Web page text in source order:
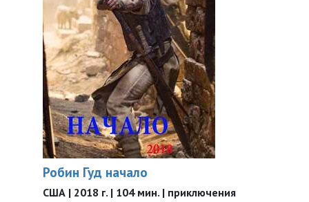
Робин Гуд начало
США | 2018 г. | 104 мин. | приключения